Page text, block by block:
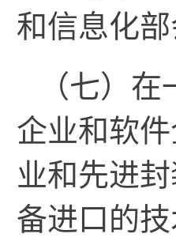
和信息化
（七）
企业和软
业和先进
备进口的